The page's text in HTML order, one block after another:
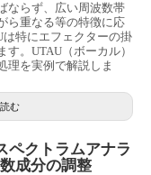
ならず、広い周波数帯
ら重なる等の特徴に応
は特にエフェクターの掛
。UTAU（ボーカル）
理を実例で解説しま
む
ペクトラムアナラ
成分の調整